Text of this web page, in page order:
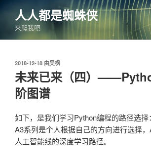
容
人人都是蜘蛛侠
来爬我吧
发
布
于
2018-12-18 由吴枫
未来已来（四）
阶图谱
如下，是我们学习Python编程的路径选择
A3系列是个人根据自己的方向进行选择
人工智能线的深度学习路径。